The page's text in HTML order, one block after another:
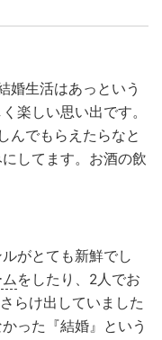
婚生活はあっという
楽しい思い出です。
んでもらえたらなと
してます。お酒の飲
がとても新鮮でし
をしたり、2人でお
らけ出していました
った『結婚』という